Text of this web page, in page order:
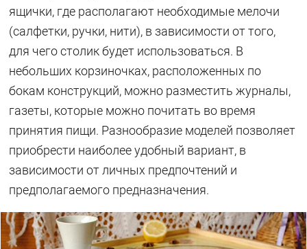
ящички, где располагают необходимые мелочи
(салфетки, ручки, нити), в зависимости от того,
для чего столик будет использоваться. В
небольших корзиночках, расположенных по
бокам конструкций, можно разместить журналы,
газеты, которые можно почитать во время
принятия пищи. Разнообразие моделей позволяет
приобрести наиболее удобный вариант, в
зависимости от личных предпочтений и
предполагаемого предназначения.